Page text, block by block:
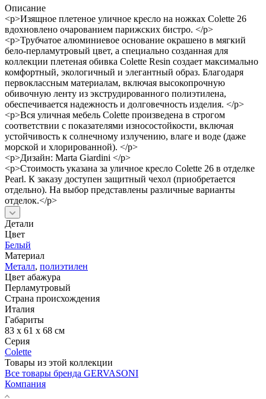
Описание
<p>Изящное плетеное уличное кресло на ножках Colette 26
вдохновлено очарованием парижских бистро. </p>
<p>Трубчатое алюминиевое основание окрашено в мягкий
бело-перламутровый цвет, а специально созданная для
коллекции плетеная обивка Colette Resin создает максимально
комфортный, экологичный и элегантный образ. Благодаря
первоклассным материалам, включая высокопрочную
обивочную ленту из экструдированного полиэтилена,
обеспечивается надежность и долговечность изделия. </p>
<p>Вся уличная мебель Colette произведена в строгом
соответствии с показателями износостойкости, включая
устойчивость к солнечному излучению, влаге и воде (даже
морской и хлорированной). </p>
<p>Дизайн: Marta Giardini </p>
<p>Стоимость указана за уличное кресло Colette 26 в отделке
Pearl. К заказу доступен защитный чехол (приобретается
отдельно). На выбор представлены различные варианты
отделок.</p>
Детали
Цвет
Белый
Материал
Металл, полиэтилен
Цвет абажура
Перламутровый
Страна происхождения
Италия
Габариты
83 x 61 x 68 см
Серия
Colette
Товары из этой коллекции
Все товары бренда GERVASONI
Компания